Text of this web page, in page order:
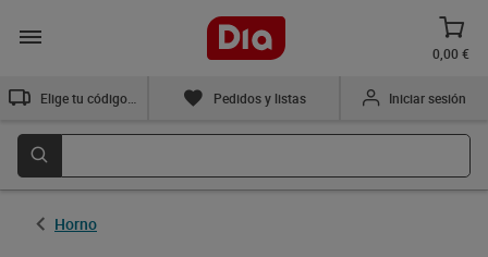
0,00 €
Pedidos y listas Iniciar sesión
Horno